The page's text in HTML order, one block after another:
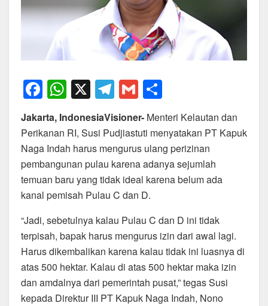
F
a
c
e
b
o
o
k
W
h
at
s
A
p
p
X T
el
e
gr
a
m
G
m
ail
h
ar
e
Jakarta, IndonesiaVisioner- Menteri Kelautan dan
Perikanan RI, Susi Pudjiastuti menyatakan PT Kapuk
Naga Indah harus mengurus ulang perizinan
pembangunan pulau karena adanya sejumlah
temuan baru yang tidak ideal karena belum ada
kanal pemisah Pulau C dan D.
“Jadi, sebetulnya kalau Pulau C dan D ini tidak
terpisah, bapak harus mengurus izin dari awal lagi.
Harus dikembalikan karena kalau tidak ini luasnya di
atas 500 hektar. Kalau di atas 500 hektar maka izin
dan amdalnya dari pemerintah pusat,” tegas Susi
kepada Direktur III PT Kapuk Naga Indah, Nono